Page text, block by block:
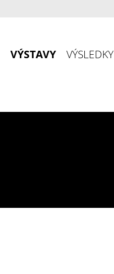
VÝSTAVY VÝSLEDKY